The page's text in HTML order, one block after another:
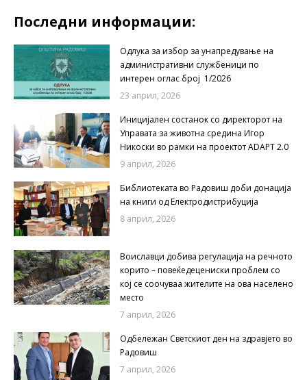
Последни информации:
Одлука за избор за унапредување на
административни службеници по
интерен оглас број 1/2026
23 април, 2026
Иницијален состанок со директорот на
Управата за животна средина Игор
Никоски во рамки на проектот ADAPT 2.0
9 април, 2026
Библиотеката во Радовиш доби донација
на книги од Електродистрибуција
8 април, 2026
Воиславци добива регулација на речното
корито – повеќедецениски проблем со
кој се соочуваа жителите на ова населено
место
7 април, 2026
Одбележан Светскиот ден на здравјето во
Радовиш
7 април, 2026